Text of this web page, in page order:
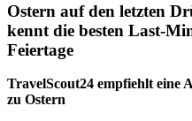
Ostern auf den letzten
kennt die besten Last-
Feiertage
TravelScout24 empfiehlt eine
zu Ostern